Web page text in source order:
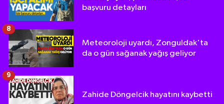
başvuru detayları
Meteoroloji uyardı, Zonguldak'ta
da o gün sağanak yağış geliyor
8
Zahide Döngelcik hayatını kaybetti
9